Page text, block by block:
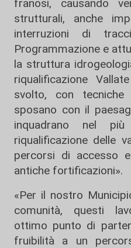
franosi, causando
strutturali, anche
interruzioni di
Programmazione e
la struttura
riqualificazione
svolto, con
sposano con il
inquadrano nel
riqualificazione delle
percorsi di accesso
antiche fortificazioni».
«Per il nostro
comunità, questi
ottimo punto di
fruibilità a un